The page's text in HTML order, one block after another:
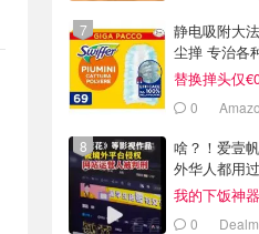
静电吸附大
尘掸 专治各
替换掸头仅
0
啥？！爱壹
外华人都用
老板被判4年
我的下饭神器
0